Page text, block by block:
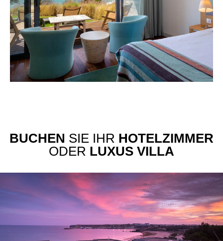
BUCHEN SIE IHR HOTELZIMMER
ODER LUXUS VILLA